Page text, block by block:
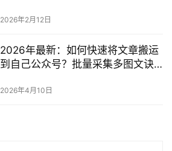
2026年2月12日
2026年最新：如何快速将文章搬运
到自己公众号？批量采集多图文诀
2026年4月10日